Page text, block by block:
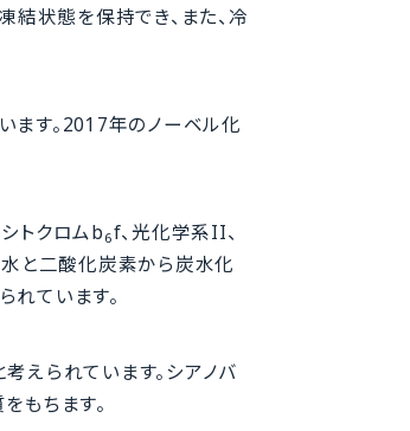
状態を保持でき、また、冷
す。2017年のノーベル化
トクロムb 6f、光化学系II、
と二酸化炭素から炭水化
ています。
えられています。シアノバ
もちます。